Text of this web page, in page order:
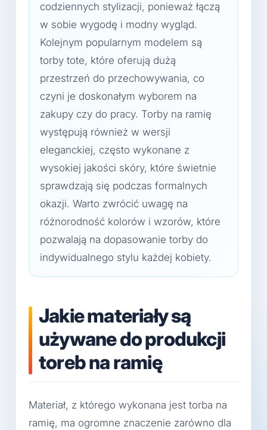
codziennych stylizacji, ponieważ łączą
w sobie wygodę i modny wygląd.
Kolejnym popularnym modelem są
torby tote, które oferują dużą
przestrzeń do przechowywania, co
czyni je doskonałym wyborem na
zakupy czy do pracy. Torby na ramię
występują również w wersji
eleganckiej, często wykonane z
wysokiej jakości skóry, które świetnie
sprawdzają się podczas formalnych
okazji. Warto zwrócić uwagę na
różnorodność kolorów i wzorów, które
pozwalają na dopasowanie torby do
indywidualnego stylu każdej kobiety.
Jakie materiały są
używane do produkcji
toreb na ramię
Materiał, z którego wykonana jest torba na
ramię, ma ogromne znaczenie zarówno dla